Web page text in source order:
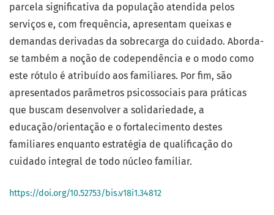
parcela significativa da população atendida pelos
serviços e, com frequência, apresentam queixas e
demandas derivadas da sobrecarga do cuidado. Aborda-
se também a noção de codependência e o modo como
este rótulo é atribuído aos familiares. Por fim, são
apresentados parâmetros psicossociais para práticas
que buscam desenvolver a solidariedade, a
educação/orientação e o fortalecimento destes
familiares enquanto estratégia de qualificação do
cuidado integral de todo núcleo familiar.
https://doi.org/10.52753/bis.v18i1.34812